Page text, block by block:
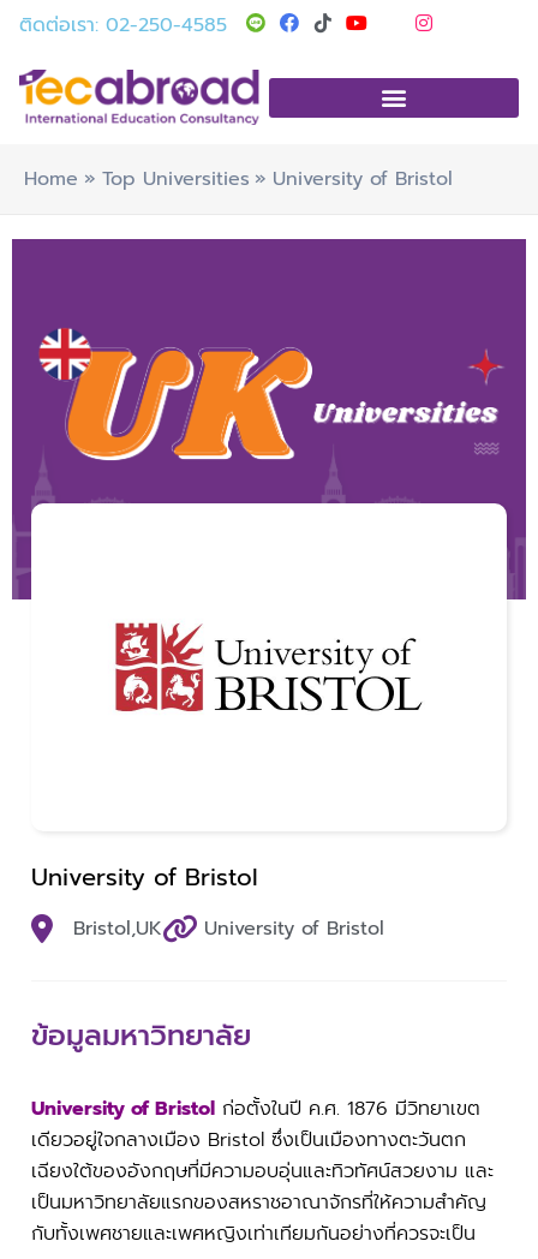
Skip
content
ติดต่อเรา: 02-250-4585 T
i
t
k
Y
o
t
b
I
n
t
g
m
Home Top Universities University of Bristol
University of Bristol
Bristol,UK University of Bristol
ข้อมูลมหาวิทยาลัย
University of Bristol ก่อตั้งในปี ค.ศ. 1876 มีวิทยาเขต
เดียวอยู่ใจกลางเมือง Bristol ซึ่งเป็นเมืองทางตะวันตก
เฉียงใต้ของอังกฤษที่มีความอบอุ่นและทิวทัศน์สวยงาม และ
เป็นมหาวิทยาลัยแรกของสหราชอาณาจักรที่ให้ความสำคัญ
กับทั้งเพศชายและเพศหญิงเท่าเทียมกันอย่างที่ควรจะเป็น